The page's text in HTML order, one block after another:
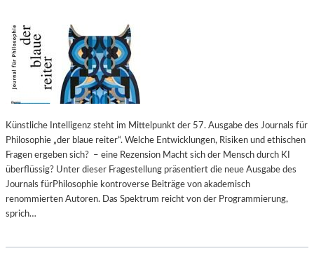
Künstliche Intelligenz steht im Mittelpunkt der 57. Ausgabe des Journals für
Philosophie „der blaue reiter“. Welche Entwicklungen, Risiken und ethischen
Fragen ergeben sich? – eine Rezension Macht sich der Mensch durch KI
überflüssig? Unter dieser Fragestellung präsentiert die neue Ausgabe des
Journals fürPhilosophie kontroverse Beiträge von akademisch
renommierten Autoren. Das Spektrum reicht von der Programmierung,
sprich…